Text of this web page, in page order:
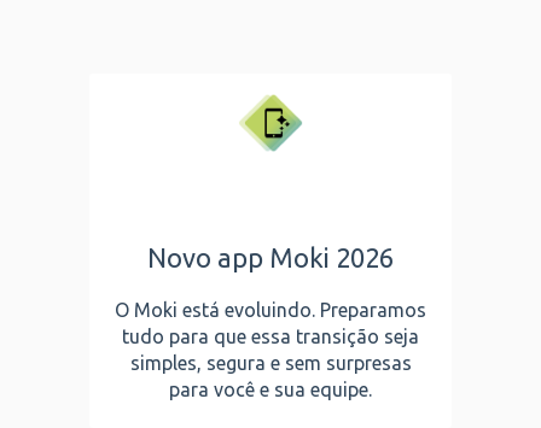
Novo app Moki 2026
O Moki está evoluindo. Preparamos
tudo para que essa transição seja
simples, segura e sem surpresas
para você e sua equipe.